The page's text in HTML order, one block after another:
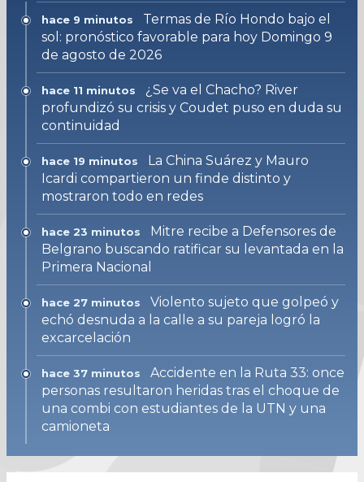
hace 9 minutos
Termas de Río Hondo bajo el
sol: pronóstico favorable para hoy Domingo 9
de agosto de 2026
hace 11 minutos
¿Se va el Chacho? River
profundizó su crisis y Coudet puso en duda su
continuidad
hace 19 minutos
La China Suárez y Mauro
Icardi compartieron un finde distinto y
mostraron todo en redes
hace 23 minutos
Mitre recibe a Defensores de
Belgrano buscando ratificar su levantada en la
Primera Nacional
hace 27 minutos
Violento sujeto que golpeó y
echó desnuda a la calle a su pareja logró la
excarcelación
hace 37 minutos
Accidente en la Ruta 33: once
personas resultaron heridas tras el choque de
una combi con estudiantes de la UTN y una
camioneta